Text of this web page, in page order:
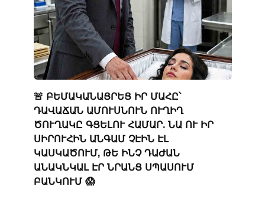
🚨 ԲԵՄԱԿԱՆԱՑՐԵՑ ԻՐ ՄԱՀԸ՝
ԴԱՎԱՃԱՆ ԱՄՈՒՍՆՈՒՆ ՈՒՂԻՂ
ԾՈՒՂԱԿԸ ԳՑԵԼՈՒ ՀԱՄԱՐ. ՆԱ ՈՒ ԻՐ
ՍԻՐՈՒՀԻՆ ԱՆԳԱՄ ՉԷԻՆ ԷԼ
ԿԱՍԿԱԾՈՒՄ, ԹԵ ԻՆՉ ԴԱԺԱՆ
ԱՆԱԿՆԿԱԼ ԷՐ ՆՐԱՆՑ ՍՊԱՍՈՒՄ
ԲԱՆԿՈՒՄ 😱